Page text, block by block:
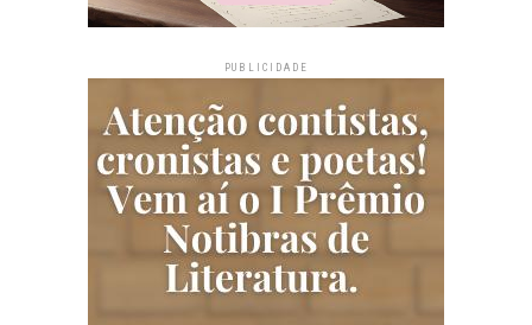
PUBLICIDADE